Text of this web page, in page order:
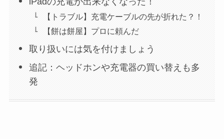
【トラブル】充電ケーブルの先が折れた？！
【餅は餅屋】プロに頼んだ
取り扱いには気を付けましょう
追記：ヘッドホンや充電器の買い替えも多
発